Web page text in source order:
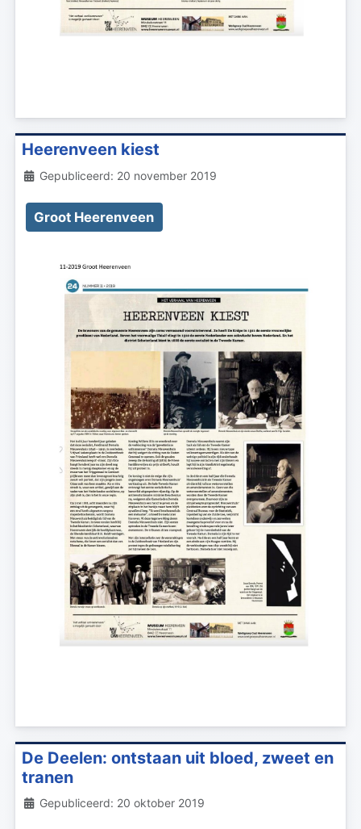
Heerenveen kiest
Details
Gepubliceerd: 20 november 2019
Groot Heerenveen
De Deelen: ontstaan uit bloed, zweet en
tranen
Details
Gepubliceerd: 20 oktober 2019